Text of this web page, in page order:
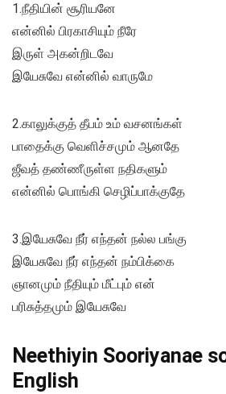
1.நீதியின் சூரியனே
என்னில் பிரகாசியும் நீரே
இருள் அகன்றிடவே
இயேசுவே என்னில் வாருமே
2.காலுக்குத் தீபம் உம் வசனங்கள்
பாதைக்கு வெளிச்சமும் ஆனதே
ஜீவத் தண்ணீருள்ள நதிகளும்
என்னில் பொங்கி செழிப்பாக்குதே
3.இயேசுவே நீர் எந்தன் நல்ல பங்கு
இயேசுவே நீர் எந்தன் நம்பிக்கை
ஞானமும் நீதியும் மீட்பும் என்
பரிசுத்தமும் இயேசுவே
Neethiyin Sooriyanae
English